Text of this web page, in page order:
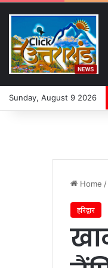
Sunday, August 9 2026
Home /
हरिद्वार